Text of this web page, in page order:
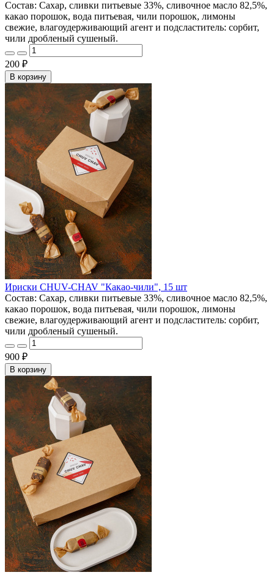
Состав: Сахар, сливки питьевые 33%, сливочное масло 82,5%,
какао порошок, вода питьевая, чили порошок, лимоны
свежие, влагоудерживающий агент и подсластитель: сорбит,
чили дробленый сушеный.
200 ₽
В корзину
Ириски CHUV-CHAV "Какао-чили", 15 шт
Состав: Сахар, сливки питьевые 33%, сливочное масло 82,5%,
какао порошок, вода питьевая, чили порошок, лимоны
свежие, влагоудерживающий агент и подсластитель: сорбит,
чили дробленый сушеный.
900 ₽
В корзину